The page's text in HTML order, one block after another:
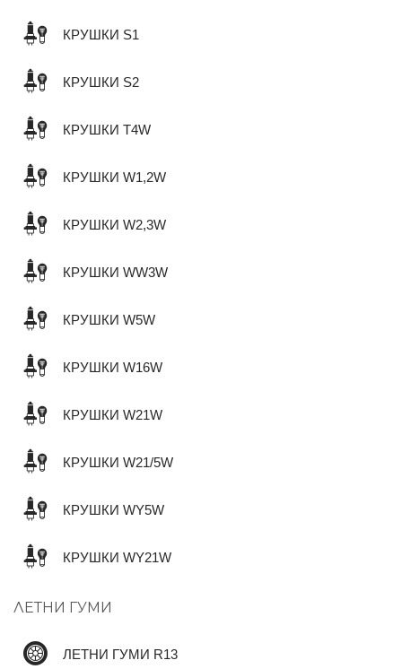
КРУШКИ S1
КРУШКИ S2
КРУШКИ T4W
КРУШКИ W1,2W
КРУШКИ W2,3W
КРУШКИ WW3W
КРУШКИ W5W
КРУШКИ W16W
КРУШКИ W21W
КРУШКИ W21/5W
КРУШКИ WY5W
КРУШКИ WY21W
ЛЕТНИ ГУМИ
ЛЕТНИ ГУМИ R13